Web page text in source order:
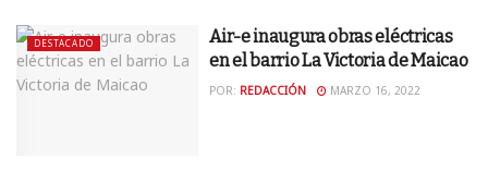
DESTACADO
Air-e inaugura obras eléctricas
en el barrio La Victoria de Maicao
POR: REDACCIÓN MARZO 16, 2022